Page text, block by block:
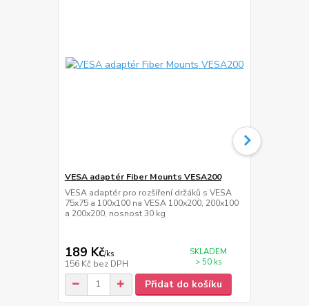
VESA adaptér Fiber Mounts VESA200
VESA adaptér pro rozšíření držáků s VESA
75x75 a 100x100 na VESA 100x200, 200x100
a 200x200, nosnost 30 kg
189 Kč/ks
156 Kč bez DPH
SKLADEM
> 50 ks
Přidat do košíku